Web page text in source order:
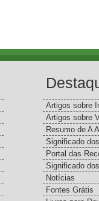
Artigos sobre
Artigos sobre
Resumo de A
Significado
Portal das
Significado
Notícias
Fontes Grátis